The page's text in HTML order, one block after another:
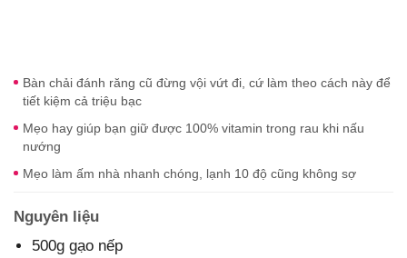
Bàn chải đánh răng cũ đừng vội vứt đi, cứ làm theo cách này để
tiết kiệm cả triệu bạc
Mẹo hay giúp bạn giữ được 100% vitamin trong rau khi nấu
nướng
Mẹo làm ấm nhà nhanh chóng, lạnh 10 độ cũng không sợ
Nguyên liệu
500g gạo nếp